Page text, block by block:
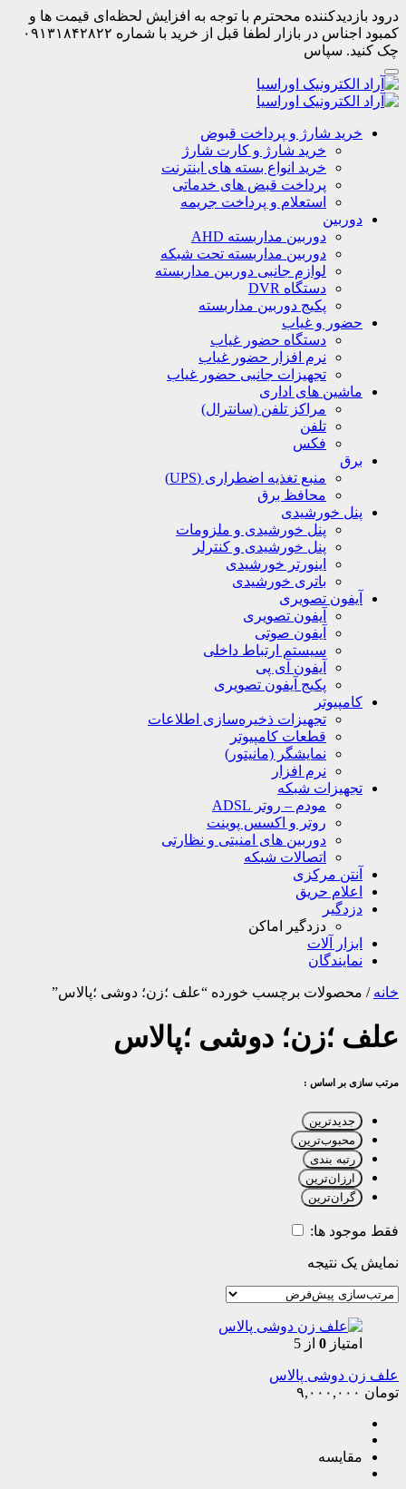
درود بازدیدکننده مححترم با توجه به افزایش لحظه‌ای قیمت ها و
کمبود اجناس در بازار لطفا قبل از خرید با شماره ۰۹۱۳۱۸۴۲۸۲۲
چک کنید. سپاس
خرید شارژ و پرداخت قبوض
خرید شارژ و کارت شارژ
خرید انواع بسته های اینترنت
پرداخت قبض های خدماتی
استعلام و پرداخت جریمه
دوربین
دوربین مداربسته AHD
دوربین مداربسته تحت شبکه
لوازم جانبی دوربین مداربسته
دستگاه DVR
پکیج دوربین مداربسته
حضور و غیاب
دستگاه حضور غیاب
نرم افزار حضور غیاب
تجهیزات جانبی حضور غیاب
ماشین های اداری
مراکز تلفن (سانترال)
تلفن
فکس
برق
منبع تغذیه اضطراری (UPS)
محافظ برق
پنل خورشیدی
پنل خورشیدی و ملزومات
پنل خورشیدی و کنترلر
اینورتر خورشیدی
باتری خورشیدی
آیفون تصویری
آیفون تصویری
آیفون صوتی
سیستم ارتباط داخلی
آیفون آی پی
پکیج آیفون تصویری
کامپیوتر
تجهیزات ذخیره‌سازی اطلاعات
قطعات کامپیوتر
نمایشگر (مانیتور)
نرم افزار
تجهیزات شبکه
مودم – روتر ADSL
روتر و اکسس پوینت
دوربین های امنیتی و نظارتی
اتصالات شبکه
آنتن مرکزی
اعلام حریق
دزدگیر
دزدگیر اماکن
ابزار آلات
نمایندگان
خانه / محصولات برچسب خورده “علف ؛زن؛ دوشی ؛پالاس”
علف ؛زن؛ دوشی ؛پالاس
مرتب سازی بر اساس :
جدیدترین
محبوب‌ترین
رتبه بندی
ارزان‌ترین
گران‌ترین
فقط موجود ها:
نمایش یک نتیجه
امتیاز 0 از 5
علف زن دوشی پالاس
تومان
مقایسه